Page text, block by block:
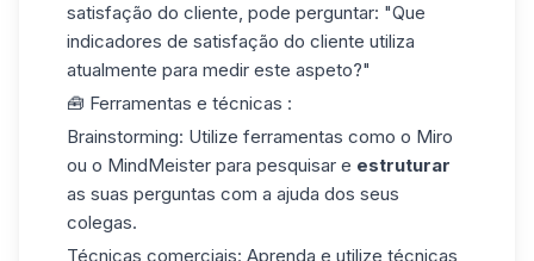
satisfação do cliente, pode perguntar: "Que
indicadores de satisfação do cliente utiliza
atualmente para medir este aspeto?"
🧰 Ferramentas e técnicas :
Brainstorming: Utilize ferramentas como o Miro
ou o MindMeister para pesquisar e estruturar
as suas perguntas com a ajuda dos seus
colegas.
Técnicas comerciais: Aprenda e utilize técnicas